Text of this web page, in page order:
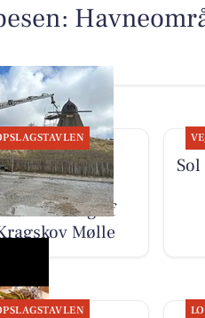
S deler
af
Mølle